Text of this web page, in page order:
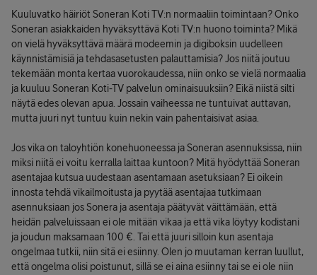
Kuuluvatko häiriöt Soneran Koti TV:n normaaliin toimintaan? Onko
Soneran asiakkaiden hyväksyttävä Koti TV:n huono toiminta? Mikä
on vielä hyväksyttävä määrä modeemin ja digiboksin uudelleen
käynnistämisiä ja tehdasasetusten palauttamisia? Jos niitä joutuu
tekemään monta kertaa vuorokaudessa, niin onko se vielä normaalia
ja kuuluu Soneran Koti-TV palvelun ominaisuuksiin? Eikä niistä silti
näytä edes olevan apua. Jossain vaiheessa ne tuntuivat auttavan,
mutta juuri nyt tuntuu kuin nekin vain pahentaisivat asiaa.
Jos vika on taloyhtiön konehuoneessa ja Soneran asennuksissa, niin
miksi niitä ei voitu kerralla laittaa kuntoon? Mitä hyödyttää Soneran
asentajaa kutsua uudestaan asentamaan asetuksiaan? Ei oikein
innosta tehdä vikailmoitusta ja pyytää asentajaa tutkimaan
asennuksiaan jos Sonera ja asentaja päätyvät väittämään, että
heidän palveluissaan ei ole mitään vikaa ja että vika löytyy kodistani
ja joudun maksamaan 100 €. Tai että juuri silloin kun asentaja
ongelmaa tutkii, niin sitä ei esiinny. Olen jo muutaman kerran luullut,
että ongelma olisi poistunut, sillä se ei aina esiinny tai se ei ole niin